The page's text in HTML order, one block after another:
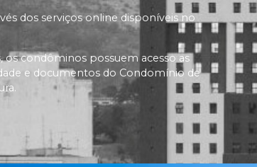
dos serviços online disponíveis no
os condôminos possuem acesso as
e documentos do Condomínio de